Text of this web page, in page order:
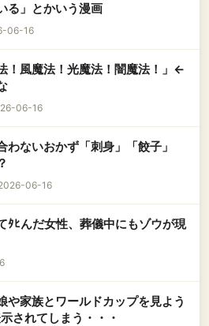
る」とかいう漫画
06-16
！風魔法！光魔法！闇魔法！」←
06-16
わないおかず「刺身」「餃子」
06-16
ﾀﾋんだ女性、葬儀中にもゾウが現
や家族とワールドカップを見よう
されてしまう・・・